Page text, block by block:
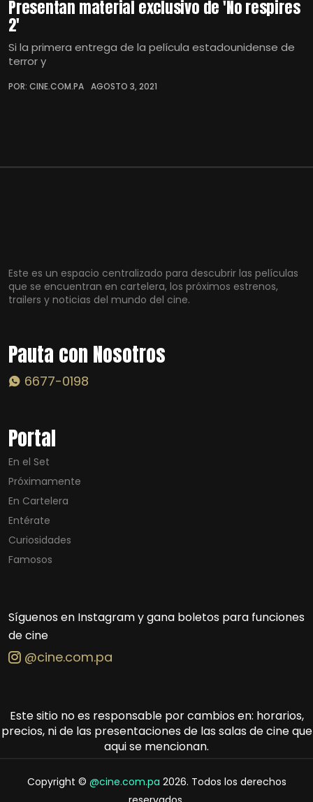
Presentan material exclusivo de 'No respires
2'
Si la primera entrega de la película estadounidense de
terror y
POR: CINE.COM.PA AGOSTO 3, 2021
Este es un espacio centralizado para descubrir las películas
que se encuentran en cartelera, los próximos estrenos,
trailers y noticias del mundo del cine.
Pauta con Nosotros
6677-0198
Portal
En el Set
Próximamente
En Cartelera
Entérate
Curiosidades
Famosos
Síguenos en Instagram y gana boletos para funciones
de cine
@cine.com.pa
Este sitio no es responsable por cambios en: horarios,
precios, ni de las presentaciones de las salas de cine que
aqui se mencionan.
Copyright © @cine.com.pa 2026. Todos los derechos